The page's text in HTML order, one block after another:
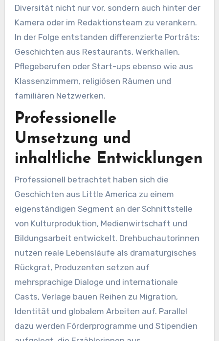
Diversität nicht nur vor, sondern auch hinter der
Kamera oder im Redaktionsteam zu verankern.
In der Folge entstanden differenzierte Porträts:
Geschichten aus Restaurants, Werkhallen,
Pflegeberufen oder Start-ups ebenso wie aus
Klassenzimmern, religiösen Räumen und
familiären Netzwerken.
Professionelle
Umsetzung und
inhaltliche Entwicklungen
Professionell betrachtet haben sich die
Geschichten aus Little America zu einem
eigenständigen Segment an der Schnittstelle
von Kulturproduktion, Medienwirtschaft und
Bildungsarbeit entwickelt. Drehbuchautorinnen
nutzen reale Lebensläufe als dramaturgisches
Rückgrat, Produzenten setzen auf
mehrsprachige Dialoge und internationale
Casts, Verlage bauen Reihen zu Migration,
Identität und globalem Arbeiten auf. Parallel
dazu werden Förderprogramme und Stipendien